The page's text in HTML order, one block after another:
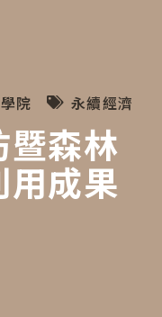
院 永續經濟
暨森林
用成果